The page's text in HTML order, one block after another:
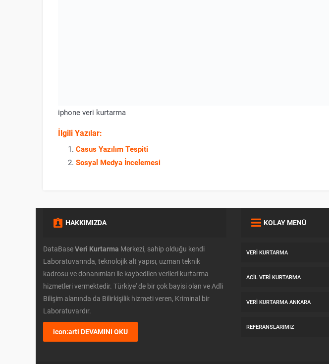
iphone veri kurtarma
İlgili Yazılar:
Casus Yazılım Tespiti
Sosyal Medya İncelemesi
HAKKIMIZDA
DataBaseVeri Kurtarma Merkezi, sahip olduğu kendi
Laboratuvarında, teknolojik alt yapısı, uzman teknik
kadrosu ve donanımları ile kaybedilen verileri kurtarma
hizmetleri vermektedir. Türkiye' de bir çok bayisi olan ve Adli
Bilişim alanında da Bilirkişilik hizmeti veren, Kriminal bir
Laboratuvardır.
icon:arti DEVAMINI OKU
KOLAY MENÜ
VERI KURTARMA
ACIL VERI KURTARMA
VERI KURTARMA ANKARA
REFERANSLARIMIZ